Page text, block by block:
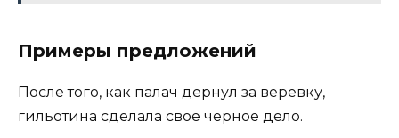
Примеры предложений
После того, как палач дернул за веревку,
гильотина сделала свое черное дело.